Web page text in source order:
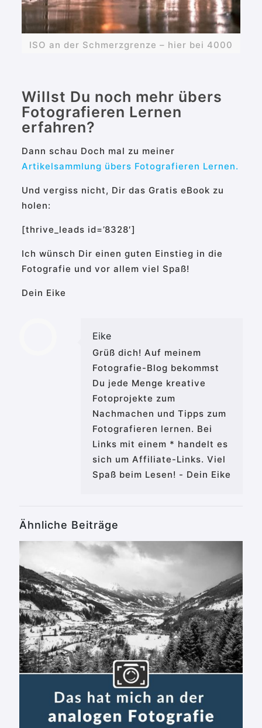
ISO an der Schmerzgrenze – hier bei 4000
Willst Du noch mehr übers
Fotografieren Lernen
erfahren?
Dann schau Doch mal zu meiner
Artikelsammlung übers Fotografieren Lernen.
Und vergiss nicht, Dir das Gratis eBook zu
holen:
[thrive_leads id=’8328′]
Ich wünsch Dir einen guten Einstieg in die
Fotografie und vor allem viel Spaß!
Dein Eike
Eike
Grüß dich! Auf meinem
Fotografie-Blog bekommst
Du jede Menge kreative
Fotoprojekte zum
Nachmachen und Tipps zum
Fotografieren lernen. Bei
Links mit einem * handelt es
sich um Affiliate-Links. Viel
Spaß beim Lesen! - Dein Eike
Ähnliche Beiträge